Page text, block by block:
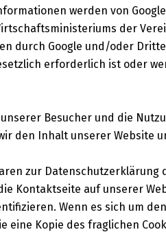
werden von
der
durch Google und/oder
erforderlich ist oder
Besucher und die
den Inhalt unserer Website
zur Datenschutzerklärung
Kontaktseite auf unserer
Wenn es sich um
Kopie des fraglichen